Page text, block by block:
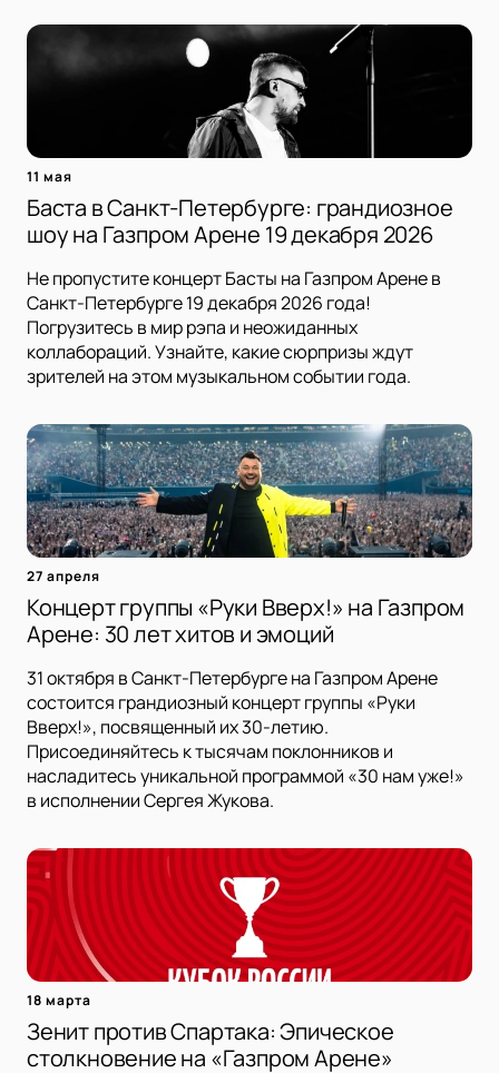
11 мая
Баста в Санкт-Петербурге: грандиозное
шоу на Газпром Арене 19 декабря 2026
Не пропустите концерт Басты на Газпром Арене в
Санкт-Петербурге 19 декабря 2026 года!
Погрузитесь в мир рэпа и неожиданных
коллабораций. Узнайте, какие сюрпризы ждут
зрителей на этом музыкальном событии года.
27 апреля
Концерт группы «Руки Вверх!» на Газпром
Арене: 30 лет хитов и эмоций
31 октября в Санкт-Петербурге на Газпром Арене
состоится грандиозный концерт группы «Руки
Вверх!», посвященный их 30-летию.
Присоединяйтесь к тысячам поклонников и
насладитесь уникальной программой «30 нам уже!»
в исполнении Сергея Жукова.
18 марта
Зенит против Спартака: Эпическое
столкновение на «Газпром Арене»